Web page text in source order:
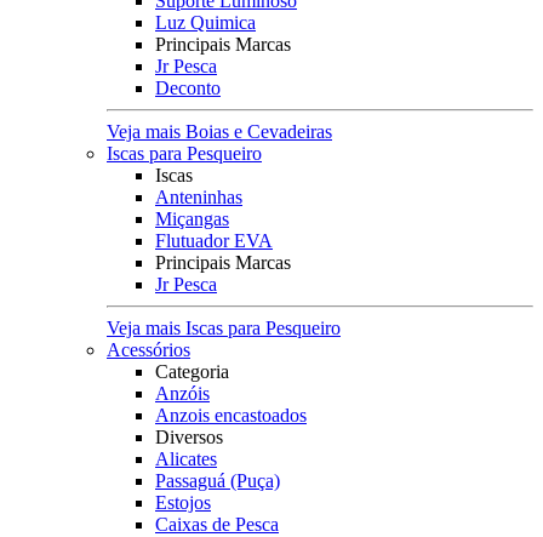
Luz Quimica
Principais Marcas
Jr Pesca
Deconto
Veja mais Boias e Cevadeiras
Iscas para Pesqueiro
Iscas
Anteninhas
Miçangas
Flutuador EVA
Principais Marcas
Jr Pesca
Veja mais Iscas para Pesqueiro
Acessórios
Categoria
Anzóis
Anzois encastoados
Diversos
Alicates
Passaguá (Puça)
Estojos
Caixas de Pesca